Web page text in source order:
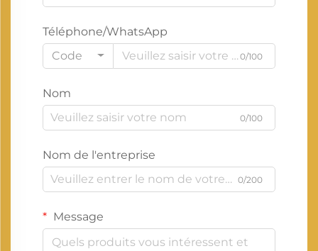
Téléphone/WhatsApp
Code
0/100
Nom
0/100
Nom de l'entreprise
0/200
Message